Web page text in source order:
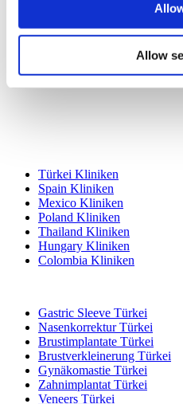
Allow
Türkei Kliniken
Spain Kliniken
Mexico Kliniken
Poland Kliniken
Thailand Kliniken
Hungary Kliniken
Colombia Kliniken
Gastric Sleeve Türkei
Nasenkorrektur Türkei
Brustimplantate Türkei
Brustverkleinerung Türkei
Gynäkomastie Türkei
Zahnimplantat Türkei
Veneers Türkei